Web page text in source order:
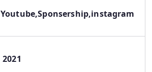
Youtube,Sponsership,instagram
2021